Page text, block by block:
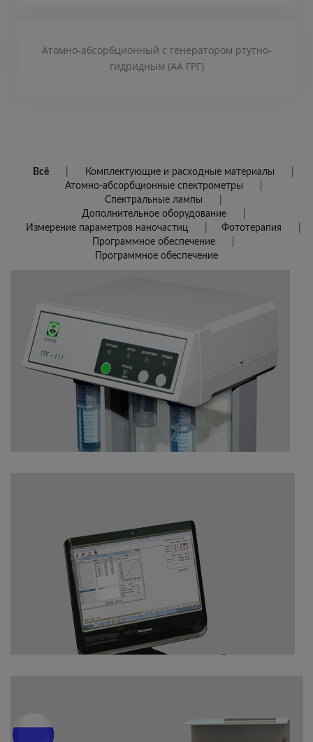
Атомно-абсорбционный с генератором ртутно-
гидридным (АА ГРГ)
Всё
Комплектующие и расходные материалы
Атомно-абсорбционные спектрометры
Спектральные лампы
Дополнительное оборудование
Измерение параметров наночастиц
Фототерапия
Программное обеспечение
Программное обеспечение